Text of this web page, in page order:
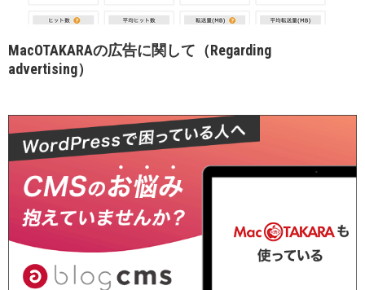
MacOTAKARAの広告に関して（Regarding
advertising）